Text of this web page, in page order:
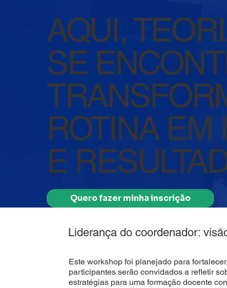
Liderança do coordenador:
Este workshop foi planejado para
participantes serão convidados a refletir
estratégias para uma formação docente
AQUI,
SE
ROTINA EM
E
Quero fazer minha inscrição